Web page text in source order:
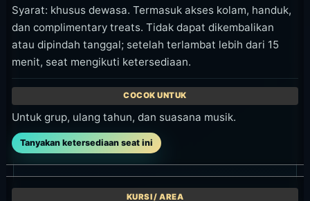
Syarat: khusus dewasa. Termasuk akses kolam, handuk,
dan complimentary treats. Tidak dapat dikembalikan
atau dipindah tanggal; setelah terlambat lebih dari 15
menit, seat mengikuti ketersediaan.
Untuk grup, ulang tahun, dan suasana musik.
Tanyakan ketersediaan seat ini